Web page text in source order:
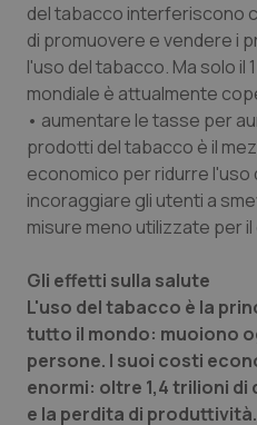
del tabacco interferiscono
di promuovere e vendere i
l'uso del tabacco. Ma solo il
mondiale è attualmente
• aumentare le tasse per
prodotti del tabacco è il
economico per ridurre l'uso
incoraggiare gli utenti a
misure meno utilizzate per
Gli effetti sulla salute
L'uso del tabacco è la
tutto il mondo: muoiono
persone. I suoi costi
enormi: oltre 1,4 trilioni
e la perdita di produttività.
CookieScriptConsent
tracking-sites-ironfish-
tracking-enable